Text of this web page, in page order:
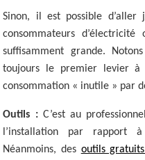
Sinon, il est possible
consommateurs
suffisamment grande.
toujours le premier levier à
consommation « inutile » par
Outils :C’est au
l’installation par rapport
Néanmoins, des outils